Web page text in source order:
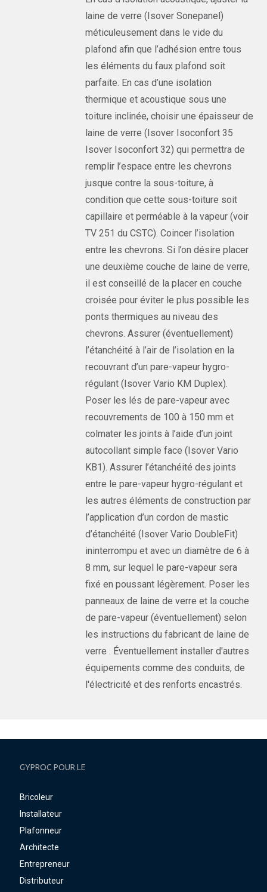
laine de verre (Isover Sonepanel)
méticuleusement dans le vide du
plafond afin que l’adhésion entre tous
les éléments du faux plafond soit
parfaite. En cas d’une isolation
thermique et acoustique sous une
toiture inclinée, choisir une épaisseur de
laine de verre (Isover Isoconfort 35
Isover Isoconfort 32) qui permettra de
remplir l’espace entre les chevrons
jusque contre la sous-toiture, à
condition que cette sous-toiture soit
capillaire et perméable à la vapeur (voir
TV 251 du CSTC). Coincer l’isolation
entre les chevrons. Si l’on désire placer
une deuxième couche de laine de verre,
il est conseillé de la placer en couche
croisée pour éviter le plus possible les
ponts thermiques au niveau des
chevrons. Assurer (éventuellement)
l’étanchéité à l’air de l’isolation en la
recouvrant d’un pare-vapeur hygro-
régulant (Isover Vario KM Duplex).
Poser les lés de pare-vapeur avec
recouvrements de 100 à 150 mm et
colmater les joints à l’aide d’un joint
autocollant simple face (Isover Vario
KB1). Assurer l’étanchéité des joints
entre le pare-vapeur hygro-régulant et
les autres éléments de construction par
l’application d’un cordon de mastic
d’étanchéité (Isover Vario DoubleFit)
ininterrompu et avec un diamètre de 6 à
8 mm, sur lequel le pare-vapeur sera
fixé en poussant légèrement. Poser les
panneaux de laine de verre et la couche
de pare-vapeur (éventuellement) selon
les instructions du fabricant de laine de
verre . Éventuellement installer d'autres
équipements comme des conduits, de
l'électricité et des renforts encastrés.
GYPROC POUR LE
Bricoleur
Installateur
Plafonneur
Architecte
Entrepreneur
Distributeur